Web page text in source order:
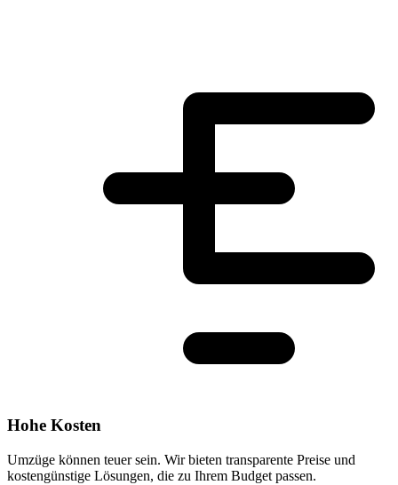
Hohe Kosten
Umzüge können teuer sein. Wir bieten transparente Preise und
kostengünstige Lösungen, die zu Ihrem Budget passen.